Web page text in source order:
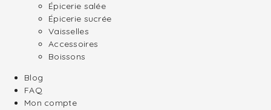
Épicerie salée
Épicerie sucrée
Vaisselles
Accessoires
Boissons
Blog
FAQ
Mon compte